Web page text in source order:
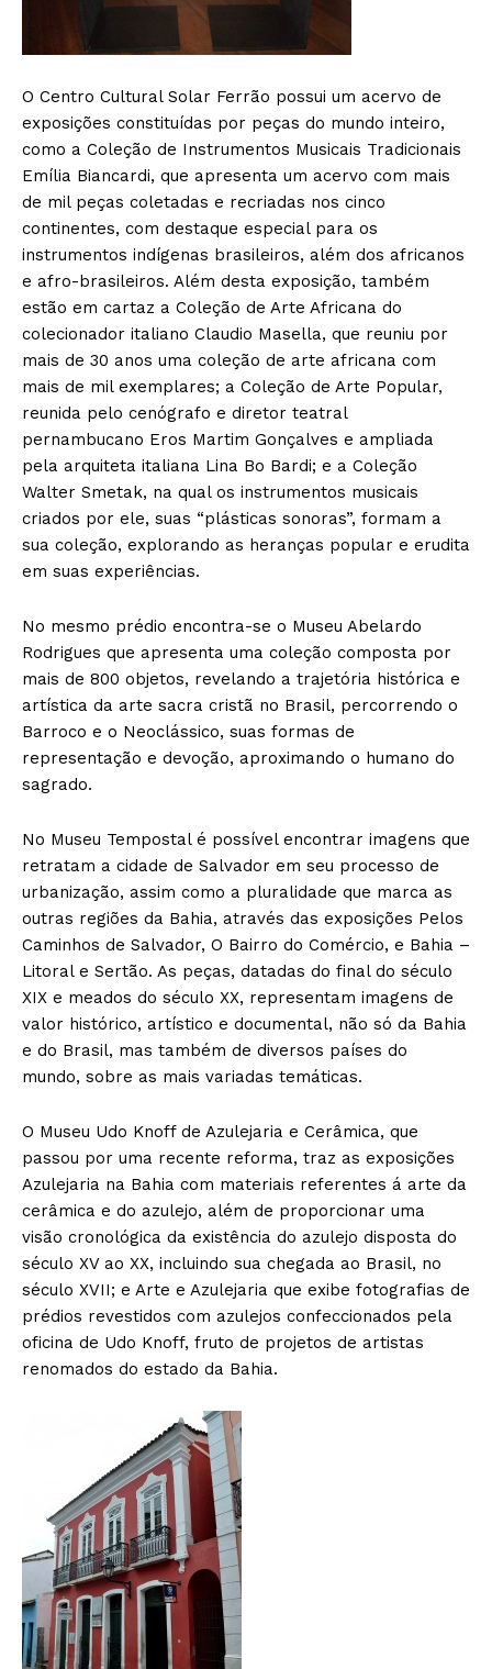
O Centro Cultural Solar Ferrão possui um acervo de
exposições constituídas por peças do mundo inteiro,
como a Coleção de Instrumentos Musicais Tradicionais
Emília Biancardi, que apresenta um acervo com mais
de mil peças coletadas e recriadas nos cinco
continentes, com destaque especial para os
instrumentos indígenas brasileiros, além dos africanos
e afro-brasileiros. Além desta exposição, também
estão em cartaz a Coleção de Arte Africana do
colecionador italiano Claudio Masella, que reuniu por
mais de 30 anos uma coleção de arte africana com
mais de mil exemplares; a Coleção de Arte Popular,
reunida pelo cenógrafo e diretor teatral
pernambucano Eros Martim Gonçalves e ampliada
pela arquiteta italiana Lina Bo Bardi; e a Coleção
Walter Smetak, na qual os instrumentos musicais
criados por ele, suas “plásticas sonoras”, formam a
sua coleção, explorando as heranças popular e erudita
em suas experiências.
No mesmo prédio encontra-se o Museu Abelardo
Rodrigues que apresenta uma coleção composta por
mais de 800 objetos, revelando a trajetória histórica e
artística da arte sacra cristã no Brasil, percorrendo o
Barroco e o Neoclássico, suas formas de
representação e devoção, aproximando o humano do
sagrado.
No Museu Tempostal é possível encontrar imagens que
retratam a cidade de Salvador em seu processo de
urbanização, assim como a pluralidade que marca as
outras regiões da Bahia, através das exposições Pelos
Caminhos de Salvador, O Bairro do Comércio, e Bahia –
Litoral e Sertão. As peças, datadas do final do século
XIX e meados do século XX, representam imagens de
valor histórico, artístico e documental, não só da Bahia
e do Brasil, mas também de diversos países do
mundo, sobre as mais variadas temáticas.
O Museu Udo Knoff de Azulejaria e Cerâmica, que
passou por uma recente reforma, traz as exposições
Azulejaria na Bahia com materiais referentes á arte da
cerâmica e do azulejo, além de proporcionar uma
visão cronológica da existência do azulejo disposta do
século XV ao XX, incluindo sua chegada ao Brasil, no
século XVII; e Arte e Azulejaria que exibe fotografias de
prédios revestidos com azulejos confeccionados pela
oficina de Udo Knoff, fruto de projetos de artistas
renomados do estado da Bahia.